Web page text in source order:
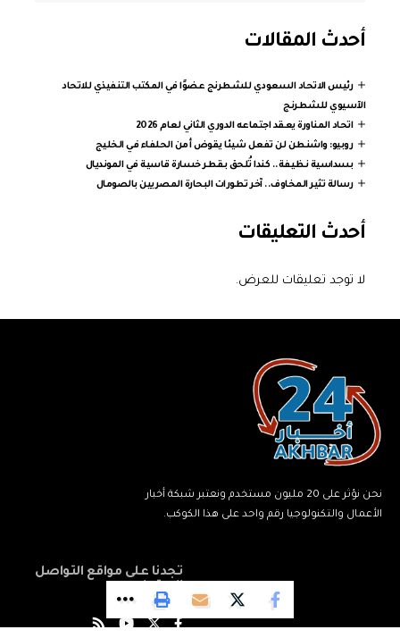
أحدث المقالات
رئيس الاتحاد السعودي للشطرنج عضوًا في المكتب التنفيذي للاتحاد
الآسيوي للشطرنج
اتحاد المناورة يعقد اجتماعه الدوري الثاني لعام 2026
روبيو: واشنطن لن تفعل شيئا يقوض أمن الحلفاء في الخليج
بسداسية نظيفة.. كندا تُلحق بقطر خسارة قاسية في المونديال
رسالة تثير المخاوف.. آخر تطورات البحارة المصريين بالصومال
أحدث التعليقات
لا توجد تعليقات للعرض.
نحن نؤثر على 20 مليون مستخدم ونعتبر شبكة أخبار
الأعمال والتكنولوجيا رقم واحد على هذا الكوكب.
تجدنا على مواقع التواصل